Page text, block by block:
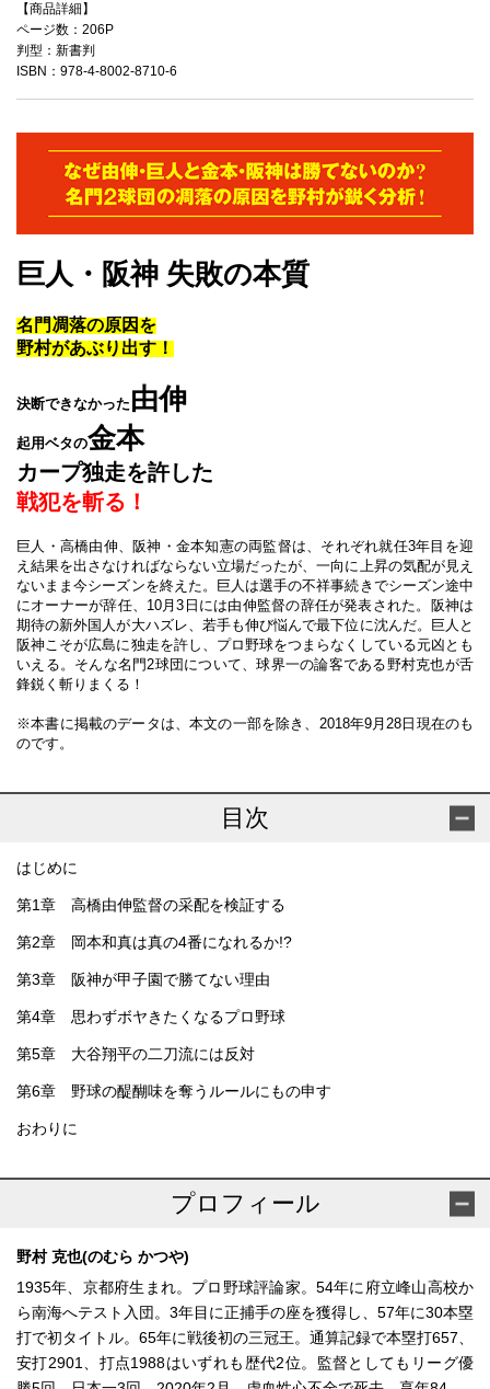
【商品詳細】
ページ数：206P
判型：新書判
ISBN：978-4-8002-8710-6
巨人・阪神 失敗の本質
名門凋落の原因を
野村があぶり出す！
決断できなかった 由伸
起用ベタの金本
カープ独走を許した
戦犯を斬る！
巨人・高橋由伸、阪神・金本知憲の両監督は、それぞれ就任3年目を迎
え結果を出さなければならない立場だったが、一向に上昇の気配が見え
ないまま今シーズンを終えた。巨人は選手の不祥事続きでシーズン途中
にオーナーが辞任、10月3日には由伸監督の辞任が発表された。阪神は
期待の新外国人が大ハズレ、若手も伸び悩んで最下位に沈んだ。巨人と
阪神こそが広島に独走を許し、プロ野球をつまらなくしている元凶とも
いえる。そんな名門2球団について、球界一の論客である野村克也が舌
鋒鋭く斬りまくる！
※本書に掲載のデータは、本文の一部を除き、2018年9月28日現在のも
のです。
目次
はじめに
第1章 高橋由伸監督の采配を検証する
第2章 岡本和真は真の4番になれるか!?
第3章 阪神が甲子園で勝てない理由
第4章 思わずボヤきたくなるプロ野球
第5章 大谷翔平の二刀流には反対
第6章 野球の醍醐味を奪うルールにもの申す
おわりに
プロフィール
野村 克也(のむら かつや)
1935年、京都府生まれ。プロ野球評論家。54年に府立峰山高校か
ら南海へテスト入団。3年目に正捕手の座を獲得し、57年に30本塁
打で初タイトル。65年に戦後初の三冠王。通算記録で本塁打657、
安打2901、打点1988はいずれも歴代2位。監督としてもリーグ優